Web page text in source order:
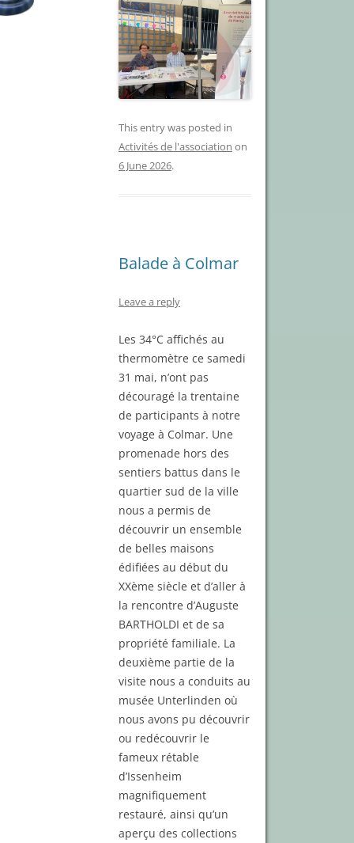
This entry was posted in
Activités de l'association on
6 June 2026.
Balade à Colmar
Leave a reply
Les 34°C affichés au
thermomètre ce samedi
31 mai, n’ont pas
découragé la trentaine
de participants à notre
voyage à Colmar. Une
promenade hors des
sentiers battus dans le
quartier sud de la ville
nous a permis de
découvrir un ensemble
de belles maisons
édifiées au début du
XXème siècle et d’aller à
la rencontre d’Auguste
BARTHOLDI et de sa
propriété familiale. La
deuxième partie de la
visite nous a conduits au
musée Unterlinden où
nous avons pu découvrir
ou redécouvrir le
fameux rétable
d’Issenheim
magnifiquement
restauré, ainsi qu’un
aperçu des collections